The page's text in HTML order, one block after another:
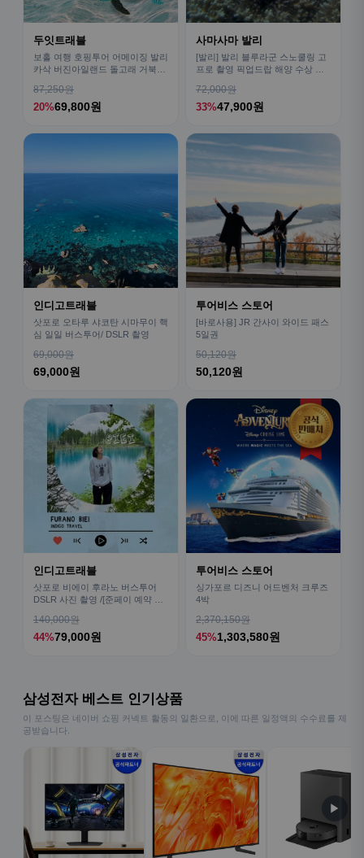
두잇트래블
보홀 여행 호핑투어 어메이징 발리
카삭 버진아일랜드 돌고래 거북이
87,250원
20%69,800원
사마사마 발리
[발리] 발리 블루라군 스노쿨링 고
프로 촬영 픽업드랍 해양 수상 액
72,000원
33%47,900원
인디고트래블
삿포로 오타루 샤코탄 시마무이 핵
심 일일 버스투어/ DSLR 촬영
69,000원
69,000원
투어비스 스토어
[바로사용] JR 간사이 와이드 패스
5일권
50,120원
50,120원
인디고트래블
삿포로 비에이 후라노 버스투어
DSLR 사진 촬영 /[준페이 예약 식
140,000원
44%79,000원
투어비스 스토어
싱가포르 디즈니 어드벤처 크루즈
4박
2,370,150원
45%1,303,580원
삼성전자 베스트 인기상품
이 포스팅은 네이버 쇼핑 커넥트 활동의 일환으로, 이에 따른 일정액의 수수료를 제
공받습니다.
▶